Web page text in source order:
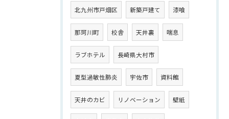
北九州市戸畑区 新築戸建て 漆喰
那珂川町 校舎 天井裏 喘息
ラブホテル 長崎県大村市
夏型過敏性肺炎 宇佐市 資料館
天井のカビ リノベーション 壁紙